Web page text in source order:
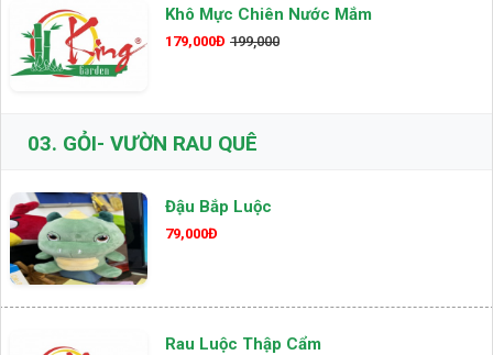
Khô Mực Chiên Nước Mắm
179,000Đ 199,000
03. GỎI- VƯỜN RAU QUÊ
Đậu Bắp Luộc
79,000Đ
Rau Luộc Thập Cẩm